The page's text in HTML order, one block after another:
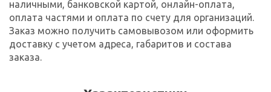
наличными, банковской картой, онлайн-оплата,
оплата частями и оплата по счету для организаций.
Заказ можно получить самовывозом или оформить
доставку с учетом адреса, габаритов и состава
заказа.